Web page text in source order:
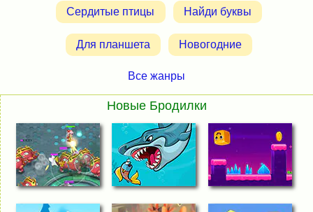
Сердитые птицы Найди буквы
Для планшета Новогодние
Все жанры
Новые Бродилки